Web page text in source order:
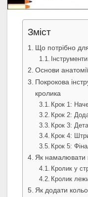
Зміст
Що потрібно
Основи
Покрокова
кролика
Крок 1:
Крок 2:
Крок 3:
Крок 4:
Крок 5:
Як намалювати
Кролик у
Кролик
Як додати